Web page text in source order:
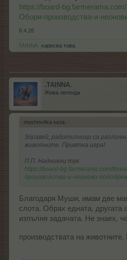
https://board-
Обори-производства-и-
6.4.26
.TAINNA. харесва това.
.TAINNA.
Жива легенда
mushnu4ka каза: ↑
Здравей, работилници са
животните. Приятна игра!
П.П. Надникни тук:
https://board-bg.farmerama.com/
производства-и-неонови-
Благодаря Муши, имам две
слота. Обрах едната,
изпълня задачата. Не знаех,
производствата на животните.